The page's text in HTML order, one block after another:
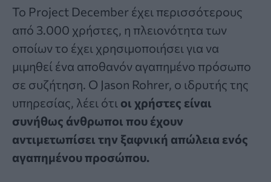
Το Project December έχει περισσότερους
από 3.000 χρήστες, η πλειονότητα των
οποίων το έχει χρησιμοποιήσει για να
μιμηθεί ένα αποθανόν αγαπημένο πρόσωπο
σε συζήτηση. Ο Jason Rohrer, ο ιδρυτής της
υπηρεσίας, λέει ότι οι χρήστες είναι
συνήθως άνθρωποι που έχουν
αντιμετωπίσει την ξαφνική απώλεια ενός
αγαπημένου προσώπου.